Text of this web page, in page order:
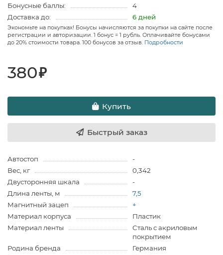
Бонусные баллы:
4
Доставка до:
6 дней
Экономьте на покупках! Бонусы начисляются за покупки на сайте после
регистрации и авторизации. 1 бонус = 1 рубль. Оплачивайте бонусами
до 20% стоимости товара. 100 бонусов за отзыв. Подробности
380₽
Купить
Быстрый заказ
Автостоп
-
Вес, кг
0,342
Двусторонняя шкала
-
Длина ленты, м
7,5
Магнитный зацеп
+
Материал корпуса
Пластик
Материал ленты
Сталь с акриловым
покрытием
Родина бренда
Германия